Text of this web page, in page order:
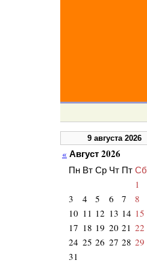
9 августа 2026
« Август 2026
Пн Вт Ср Чт Пт Сб
1
3
4 5 6 7 8
10 11 12 13 14 15
17 18 19 20 21 22
24 25 26 27 28 29
31